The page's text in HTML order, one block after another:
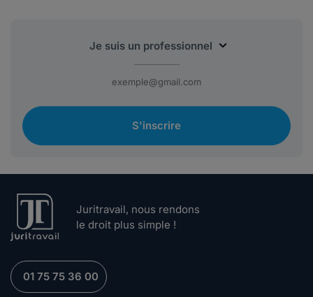
S'inscrire
Juritravail, nous rendons
le droit plus simple !
01 75 75 36 00